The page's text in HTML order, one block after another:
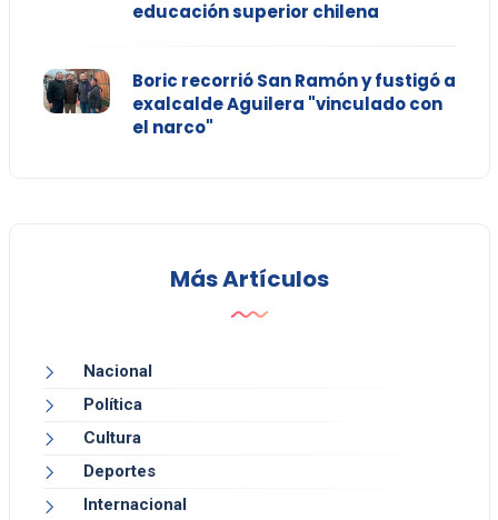
educación superior chilena
Boric recorrió San Ramón y fustigó a
exalcalde Aguilera "vinculado con
el narco"
Más Artículos
Nacional
Política
Cultura
Deportes
Internacional